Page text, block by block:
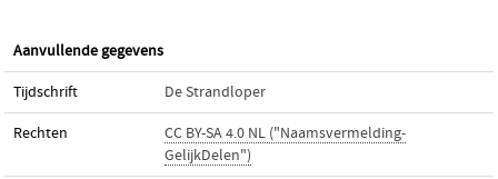
Aanvullende gegevens
Tijdschrift De Strandloper
Rechten
CC BY-SA 4.0 NL ("Naamsvermelding-
GelijkDelen")